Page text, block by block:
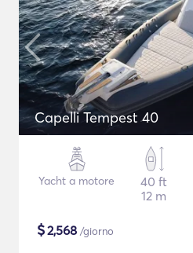
Capelli Tempest 40
Yacht a motore
40 ft
12 m
$2,568 /giorno